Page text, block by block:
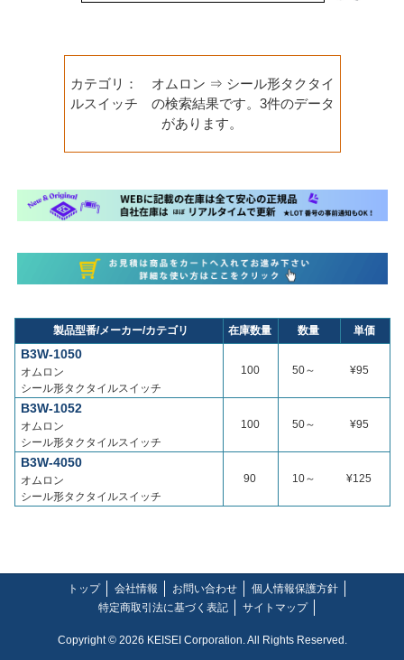
カテゴリ： オムロン ⇒ シール形タクタイ
ルスイッチ の検索結果です。3件のデータ
があります。
製品型番/メーカー/カテゴリ 在庫数量 数量 単価
B3W-1050
オムロン
シール形タクタイルスイッチ
100 50～ ¥95
B3W-1052
オムロン
シール形タクタイルスイッチ
100 50～ ¥95
B3W-4050
オムロン
シール形タクタイルスイッチ
90 10～ ¥125
トップ 会社情報 お問い合わせ
個人情報保護方針
特定商取引法に基づく表記
サイトマップ
Copyright © 2026 KEISEI Corporation. All Rights Reserved.